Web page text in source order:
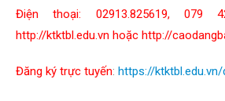
Điện thoại: 02913.825619, 079
http://ktktbl.edu.vn hoặc http://
Đăng ký trực tuyến: https://ktktbl.edu.vn/